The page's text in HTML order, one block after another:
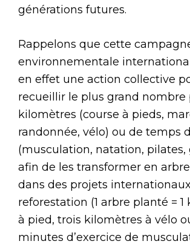
générations futures.
Rappelons que cette
environnementale
en effet une action collective
recueillir le plus grand nombre
kilomètres (course à pieds,
randonnée, vélo) ou de temps
(musculation, natation, pilates,
afin de les transformer en
dans des projets
reforestation (1 arbre planté = 1
à pied, trois kilomètres à vélo
minutes d’exercice de